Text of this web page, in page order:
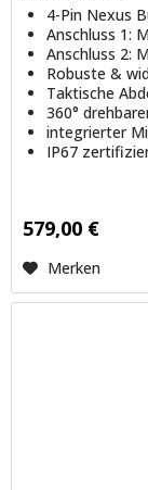
4-Pin Nexus
Anschluss 1:
Anschluss 2:
Robuste &
Taktische
360°
integrierter
IP67
579,00 €
Merken